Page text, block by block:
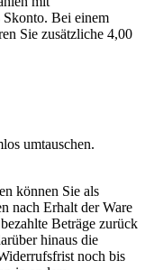
Bei einem
Sie zusätzliche 4,00
umtauschen.
können Sie als
nach Erhalt der Ware
Beträge zurück
hinaus die
noch bis